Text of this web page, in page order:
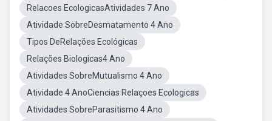
Relacoes EcologicasAtividades 7 Ano
Atividade SobreDesmatamento 4 Ano
Tipos DeRelações Ecológicas
Relações Biologicas4 Ano
Atividades SobreMutualismo 4 Ano
Atividade 4 AnoCiencias Relaçoes Ecologicas
Atividades SobreParasitismo 4 Ano